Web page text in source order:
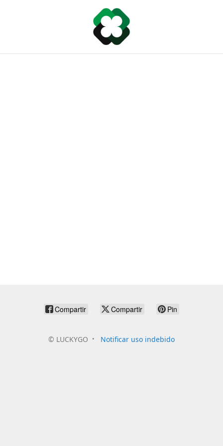
Compartir Compartir Pin
© LUCKYGO Notificar uso indebido